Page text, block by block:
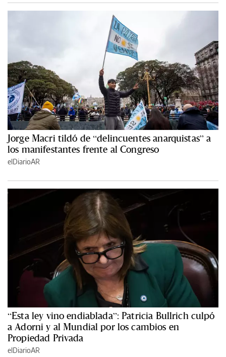
Jorge Macri tildó de “delincuentes anarquistas” a
los manifestantes frente al Congreso
elDiarioAR
“Esta ley vino endiablada”: Patricia Bullrich culpó
a Adorni y al Mundial por los cambios en
Propiedad Privada
elDiarioAR